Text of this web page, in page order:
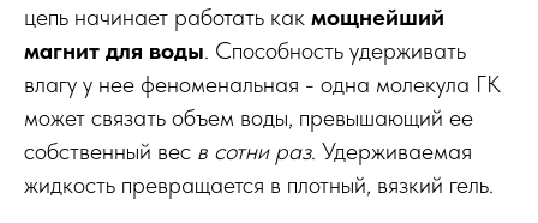
цепь начинает работать как мощнейший
магнит для воды. Способность удерживать
влагу у нее феноменальная - одна молекула ГК
может связать объем воды, превышающий ее
собственный вес в сотни раз. Удерживаемая
жидкость превращается в плотный, вязкий гель.